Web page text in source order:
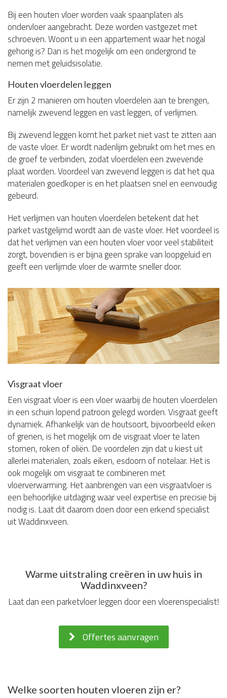
Bij een houten vloer worden vaak spaanplaten als
ondervloer aangebracht. Deze worden vastgezet met
schroeven. Woont u in een appartement waar het nogal
gehorig is? Dan is het mogelijk om een ondergrond te
nemen met geluidsisolatie.
Houten vloerdelen leggen
Er zijn 2 manieren om houten vloerdelen aan te brengen,
namelijk zwevend leggen en vast leggen, of verlijmen.
Bij zwevend leggen komt het parket niet vast te zitten aan
de vaste vloer. Er wordt nadenlijm gebruikt om het mes en
de groef te verbinden, zodat vloerdelen een zwevende
plaat worden. Voordeel van zwevend leggen is dat het qua
materialen goedkoper is en het plaatsen snel en eenvoudig
gebeurd.
Het verlijmen van houten vloerdelen betekent dat het
parket vastgelijmd wordt aan de vaste vloer. Het voordeel is
dat het verlijmen van een houten vloer voor veel stabiliteit
zorgt, bovendien is er bijna geen sprake van loopgeluid en
geeft een verlijmde vloer de warmte sneller door.
Visgraat vloer
Een visgraat vloer is een vloer waarbij de houten vloerdelen
in een schuin lopend patroon gelegd worden. Visgraat geeft
dynamiek. Afhankelijk van de houtsoort, bijvoorbeeld eiken
of grenen, is het mogelijk om de visgraat vloer te laten
stomen, roken of oliën. De voordelen zijn dat u kiest uit
allerlei materialen, zoals eiken, esdoorn of notelaar. Het is
ook mogelijk om visgraat te combineren met
vloerverwarming. Het aanbrengen van een visgraatvloer is
een behoorlijke uitdaging waar veel expertise en precisie bij
nodig is. Laat dit daarom doen door een erkend specialist
uit Waddinxveen.
Warme uitstraling creëren in uw huis in
Waddinxveen?
Laat dan een parketvloer leggen door een vloerenspecialist!
Offertes aanvragen
Welke soorten houten vloeren zijn er?